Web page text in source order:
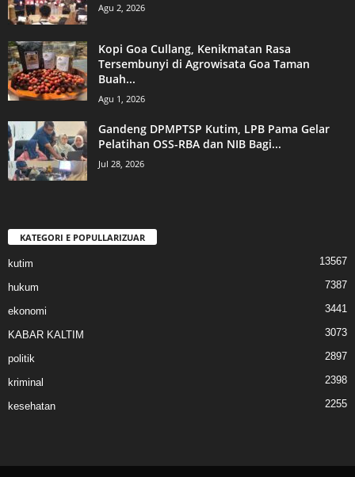
Agu 2, 2026
Kopi Goa Cullang, Kenikmatan Rasa
Tersembunyi di Agrowisata Goa Taman
Buah...
Agu 1, 2026
Gandeng DPMPTSP Kutim, LPB Pama Gelar
Pelatihan OSS-RBA dan NIB Bagi...
Jul 28, 2026
KATEGORI E POPULLARIZUAR
kutim 13567
hukum 7387
ekonomi 3441
KABAR KALTIM 3073
politik 2897
kriminal 2398
kesehatan 2255